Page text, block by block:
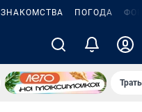
ЗНАКОМСТВА ПОГОДА